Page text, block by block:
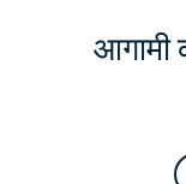
आगामी